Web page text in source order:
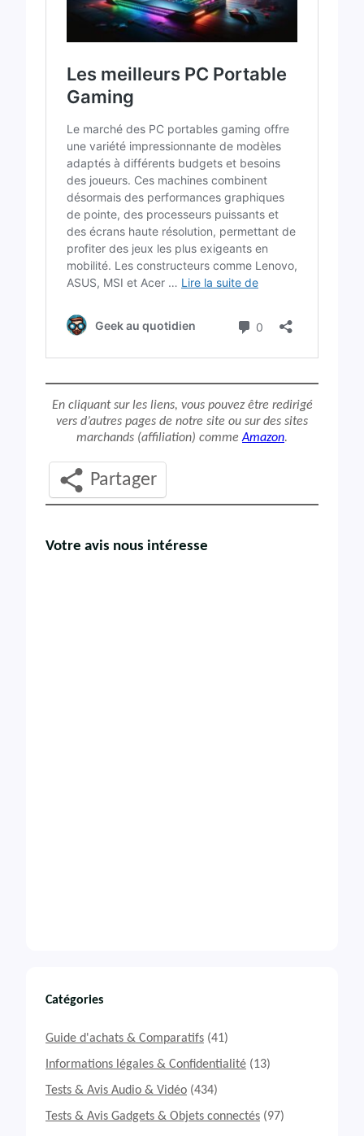
En cliquant sur les liens, vous pouvez être redirigé
vers d’autres pages de notre site ou sur des sites
marchands (affiliation) commeAmazon.
Partager
Votre avis nous intéresse
Catégories
Guide d'achats & Comparatifs (41)
Informations légales & Confidentialité (13)
Tests & Avis Audio & Vidéo (434)
Tests & Avis Gadgets & Objets connectés (97)